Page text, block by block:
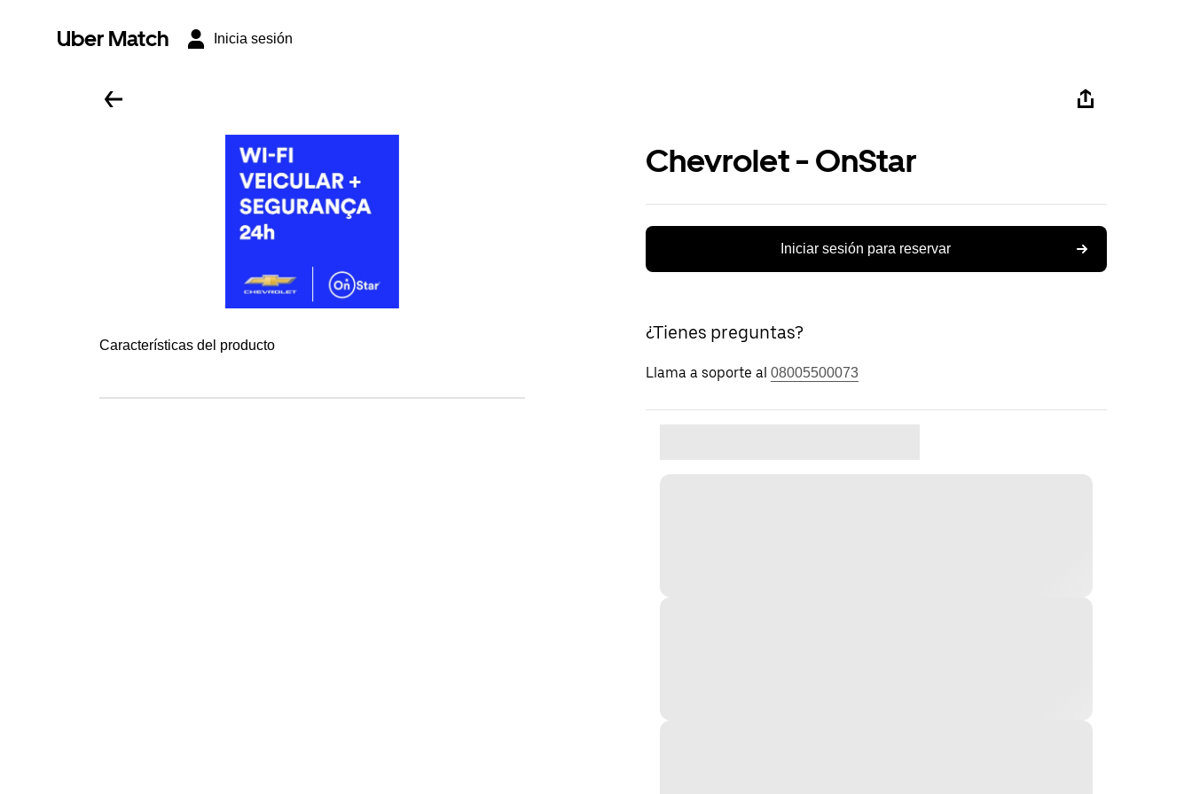
Uber Match Inicia sesión
Características del producto
Chevrolet - OnStar
Iniciar sesión para reservar
¿Tienes preguntas?
Llama a soporte al 08005500073